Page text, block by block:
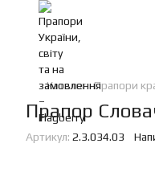
Каталог Прапори
Прапор
Артикул: 2.3.034.03